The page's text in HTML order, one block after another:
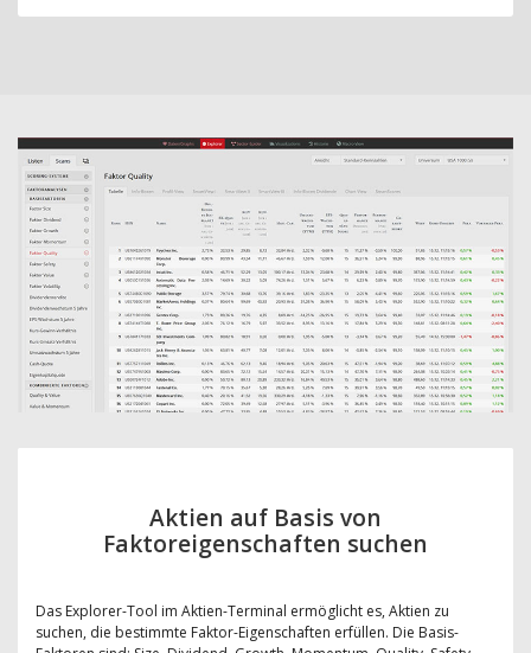
Aktien auf Basis von
Faktoreigenschaften suchen
Das Explorer-Tool im Aktien-Terminal ermöglicht es, Aktien zu
suchen, die bestimmte Faktor-Eigenschaften erfüllen. Die Basis-